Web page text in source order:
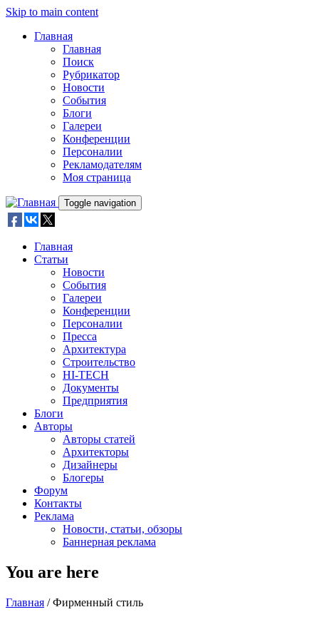
Skip to main content
Главная
Главная
Поиск
Рубрикатор
Новости
События
Блоги
Галереи
Конференции
Персоналии
Рекламодателям
Моя страница
Toggle navigation
Главная
Статьи
Новости
События
Галереи
Конференции
Персоналии
Пресса
Архитектура
Строительство
HI-TECH
Документы
Предприятия
Блоги
Авторы
Авторы статей
Архитекторы
Дизайнеры
Блогеры
Форум
Контакты
Реклама
Новости, статьи, обзоры
Баннерная реклама
You are here
Главная / Фирменный стиль